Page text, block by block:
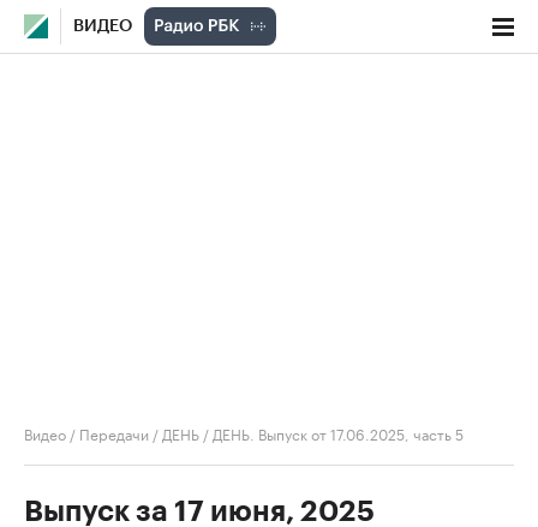
ВИДЕО
Видео / Передачи / ДЕНЬ / ДЕНЬ. Выпуск от 17.06.2025, часть 5
Выпуск за 17 июня, 2025